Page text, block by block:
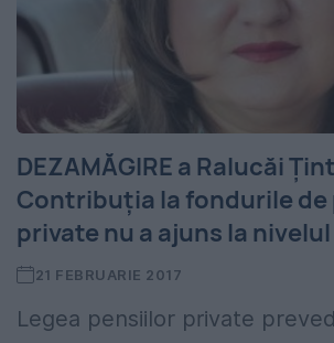
DEZAMĂGIRE a Ralucăi
Contribuția la fondurile de
private nu a ajuns la
21 FEBRUARIE 2017
Legea pensiilor private